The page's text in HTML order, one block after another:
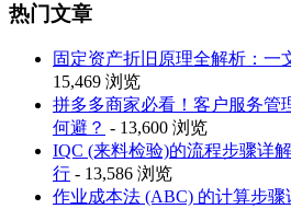
热门文章
固定资产折旧原理全解析：一
15,469 浏览
拼多多商家必看！客户服务管
何避？ - 13,600 浏览
IQC (来料检验)的流程步骤详
行 - 13,586 浏览
作业成本法 (ABC) 的计算步骤